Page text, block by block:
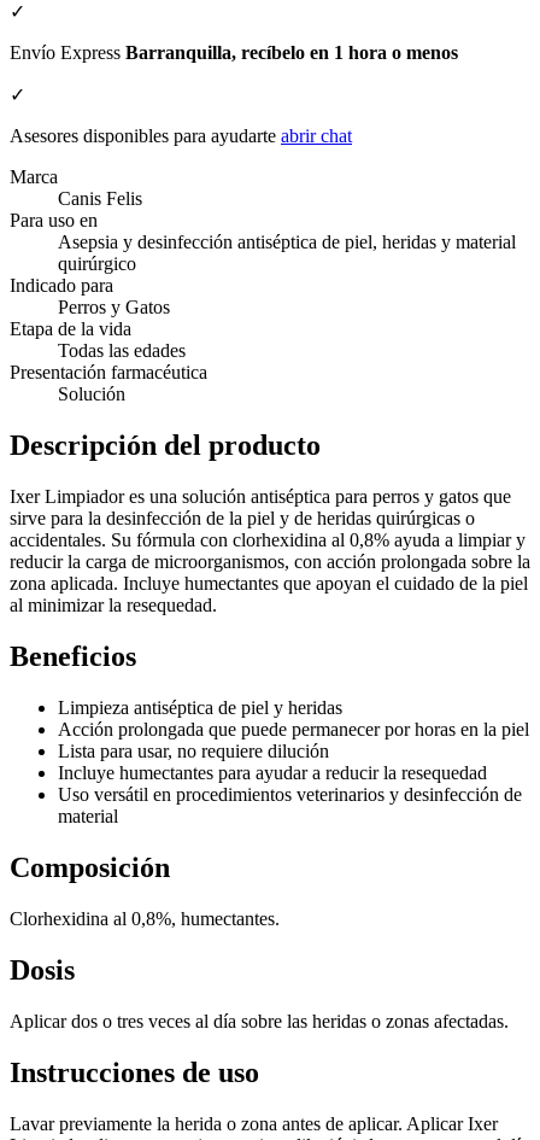
✓
Envío Express Barranquilla, recíbelo en 1 hora o menos
✓
Asesores disponibles para ayudarte abrir chat
Marca
Canis Felis
Para uso en
Asepsia y desinfección antiséptica de piel, heridas y material
quirúrgico
Indicado para
Perros y Gatos
Etapa de la vida
Todas las edades
Presentación farmacéutica
Solución
Descripción del producto
Ixer Limpiador es una solución antiséptica para perros y gatos que
sirve para la desinfección de la piel y de heridas quirúrgicas o
accidentales. Su fórmula con clorhexidina al 0,8% ayuda a limpiar y
reducir la carga de microorganismos, con acción prolongada sobre la
zona aplicada. Incluye humectantes que apoyan el cuidado de la piel
al minimizar la resequedad.
Beneficios
Limpieza antiséptica de piel y heridas
Acción prolongada que puede permanecer por horas en la piel
Lista para usar, no requiere dilución
Incluye humectantes para ayudar a reducir la resequedad
Uso versátil en procedimientos veterinarios y desinfección de
material
Composición
Clorhexidina al 0,8%, humectantes.
Dosis
Aplicar dos o tres veces al día sobre las heridas o zonas afectadas.
Instrucciones de uso
Lavar previamente la herida o zona antes de aplicar. Aplicar Ixer